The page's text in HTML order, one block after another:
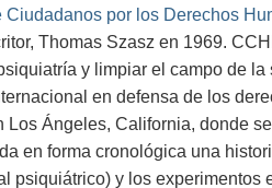
Ciudadanos por los Derechos
Thomas Szasz en 1969.
y limpiar el campo de
en defensa de los
Los Ángeles, California, donde
en forma cronológica una
psiquiátrico) y los